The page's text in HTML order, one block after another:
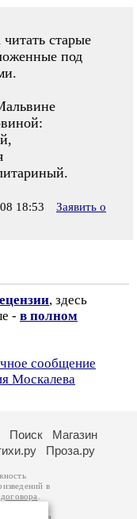
старые
под
18:53
Заявить о
, здесь
- в полном
сообщение
Москалева
Поиск
Магазин
Проза.ру
в
авторам
возможна